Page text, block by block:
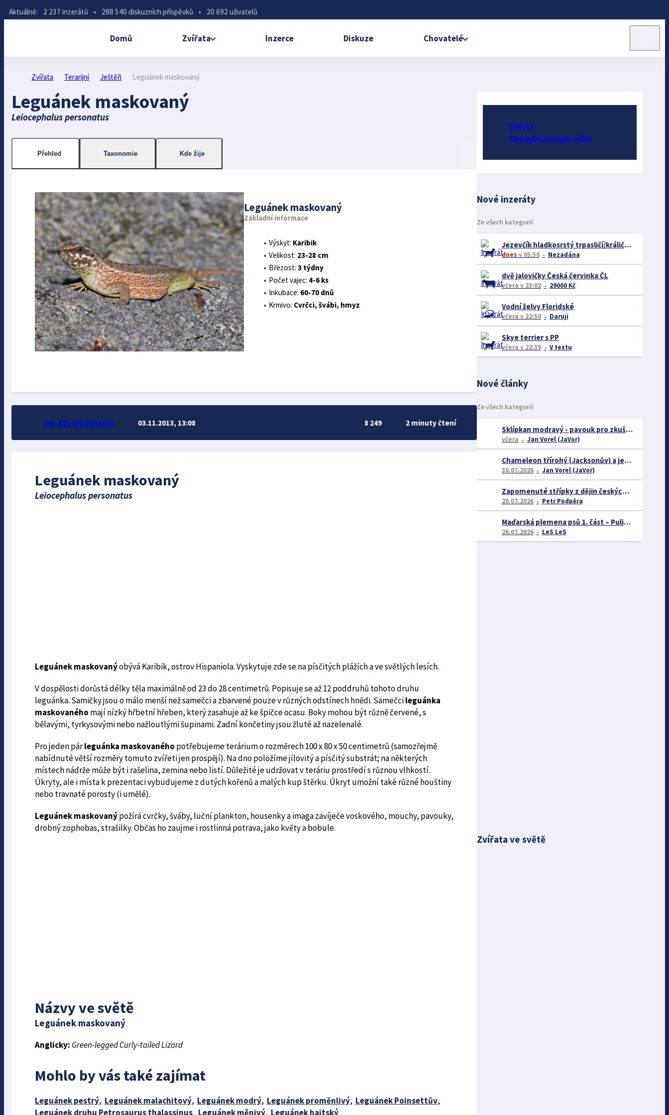
Aktuálně: 2 237 inzerátů • 288 540 diskuzních příspěvků • 20 692 uživatelů
Domů Zvířata Inzerce Diskuze Chovatelé
Zvířata Terarijní Ještěři Leguánek maskovaný
Leguánek maskovaný
Leiocephalus personatus
Leguánek maskovaný
Leiocephalus personatus
Leguánek maskovanýobývá Karibik, ostrov Hispaniola. Vyskytuje zde se na písčitých plážích a ve světlých lesích.
V dospělosti dorůstá délky těla maximálně od 23 do 28 centimetrů. Popisuje se až 12 poddruhů tohoto druhu
leguánka. Samičky jsou o málo menší než samečci a zbarvené pouze v různých odstínech hnědi. Samečcileguánka
maskovaného mají nízký hřbetní hřeben, který zasahuje až ke špičce ocasu. Boky mohou být různě červené, s
bělavými, tyrkysovými nebo nažloutlými šupinami. Zadní končetiny jsou žluté až nazelenalé.
Pro jeden párleguánka maskovaného potřebujeme terárium o rozměrech 100 x 80 x 50 centimetrů (samozřejmě
nabídnuté větší rozměry tomuto zvířeti jen prospějí). Na dno položíme jílovitý a písčitý substrát; na některých
místech nádrže může být i rašelina, zemina nebo listí. Důležité je udržovat v teráriu prostředí s různou vlhkostí.
Úkryty, ale i místa k prezentaci vybudujeme z dutých kořenů a malých kup štěrku. Úkryt umožní také různé houštiny
nebo travnaté porosty (i umělé).
Leguánek maskovanýpožírá cvrčky, šváby, luční plankton, housenky a imaga zavíječe voskového, mouchy, pavouky,
drobný zophobas, strašilky. Občas ho zaujme i rostlinná potrava, jako květy a bobule.
Názvy ve světě
Leguánek maskovaný
Anglicky: Green-legged Curly-tailed Lizard
Mohlo by vás také zajímat
Leguánek pestrý, Leguánek malachitový, Leguánek modrý, Leguánek proměnlivý, Leguánek Poinsettův,
Leguánek druhu Petrosaurus thalassinus, Leguánek měnivý, Leguánek haitský
Přehled Taxonomie Kde žije
Leguánek maskovaný
Základní informace
Výskyt: Karibik
Velikost: 23-28 cm
Březost:3 týdny
Počet vajec: 4-6 ks
Inkubace: 60-70 dnů
Krmivo: Cvrčci, švábi, hmyz
Ing. Zbyněk Pokorný 03.11.2013, 13:08 8 249 2 minuty čtení
Zvířata
Abecední seznam zvířat
Nové inzeráty
Ze všech kategorií
Jezevčík hladkosrstý trpasličí/králičí žíhaný
dnes v 05:50 Nezadána
dvě jalovičky Česká červinka ČL
včera v 23:02 29000 Kč
Vodní želvy Floridské
včera v 22:50 Daruji
Skye terrier s PP
včera v 22:39 V textu
Nové články
Ze všech kategorií
Sklípkan modravý - pavouk pro zkušené chovatele
včera Jan Vorel (JaVor)
Chameleon třírohý (Jacksonův) a jeho chov
30.07.2026 Jan Vorel (JaVor)
Zapomenuté střípky z dějin českých exotářů - 3.část
28.07.2026 Petr Podpěra
Maďarská plemena psů 1. část – Puli, Komondor
26.07.2026 LeS LeS
Zvířata ve světě